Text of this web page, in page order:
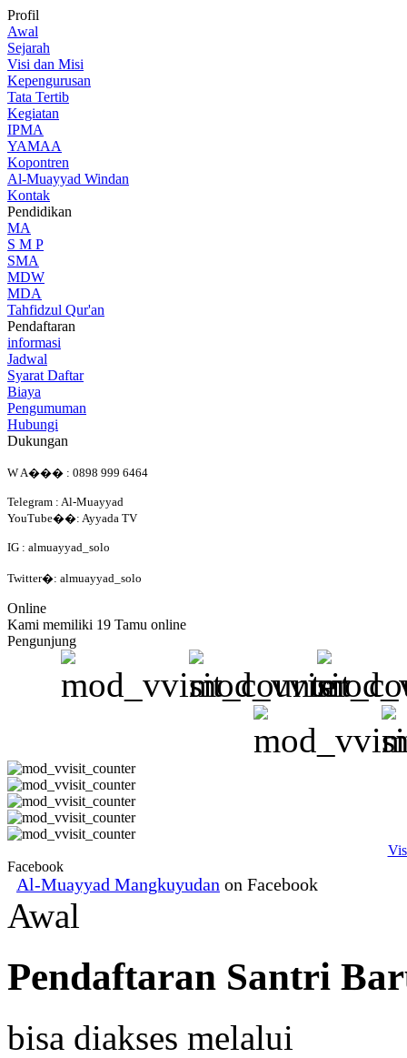
Profil
Awal
Sejarah
Visi dan Misi
Kepengurusan
Tata Tertib
Kegiatan
IPMA
YAMAA
Kopontren
Al-Muayyad Windan
Kontak
Pendidikan
MA
S M P
SMA
MDW
MDA
Tahfidzul Qur'an
Pendaftaran
informasi
Jadwal
Syarat Daftar
Biaya
Pengumuman
Hubungi
Dukungan
W A��� : 0898 999 6464
Telegram : Al-Muayyad
YouTube��: Ayyada TV
IG : almuayyad_solo
Twitter�: almuayyad_solo
Online
Kami memiliki 19 Tamu online
Pengunjung
Facebook
Al-Muayyad Mangkuyudan on Facebook
Awal
Pendaftaran Santri
bisa diakses melalui